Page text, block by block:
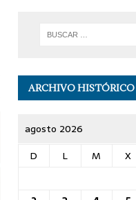
ARCHIVO HISTÓRICO
agosto 2026
D
L M X